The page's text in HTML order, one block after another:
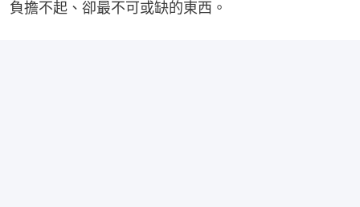
負擔不起、卻最不可或缺的東西。